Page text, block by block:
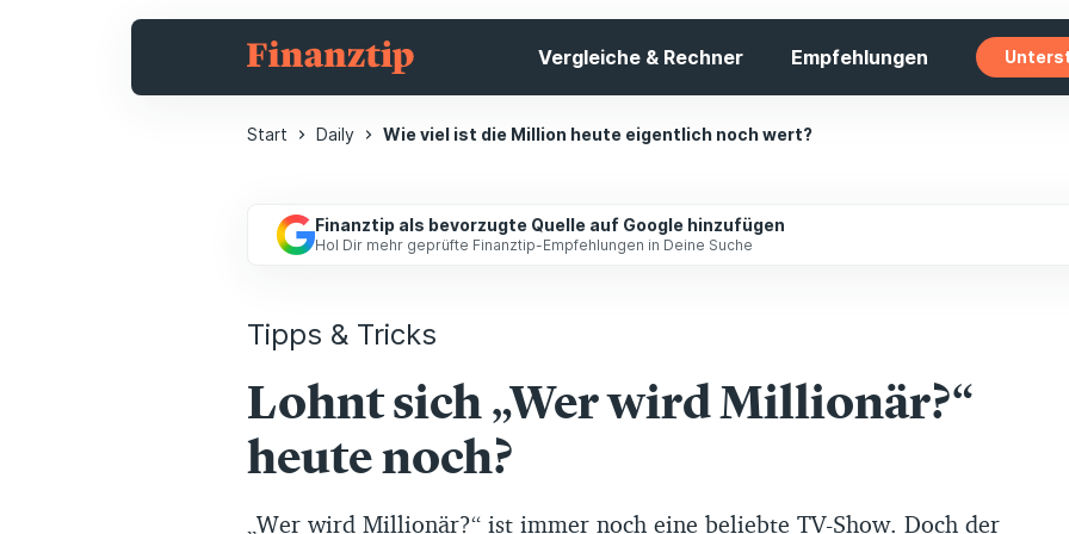
Vergleiche & Rechner Empfehlungen
Start Daily Wie viel ist die Million heute eigentlich noch wert?
Finanztip als bevorzugte Quelle auf Google hinzufügen
Hol Dir mehr geprüfte Finanztip-Empfehlungen in Deine Suche
Tipps & Tricks
Lohnt sich „Wer wird Millionär?“
heute noch?
„Wer wird Millionär?“ ist immer noch eine beliebte TV-Show. Doch der